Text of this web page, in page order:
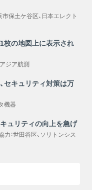
保土ケ谷区、日本エレクト
枚の地図上に表示され
ジア航測
セキュリティ対策は万
機器
ュリティの向上を急げ
：世田谷区、ソリトンシス